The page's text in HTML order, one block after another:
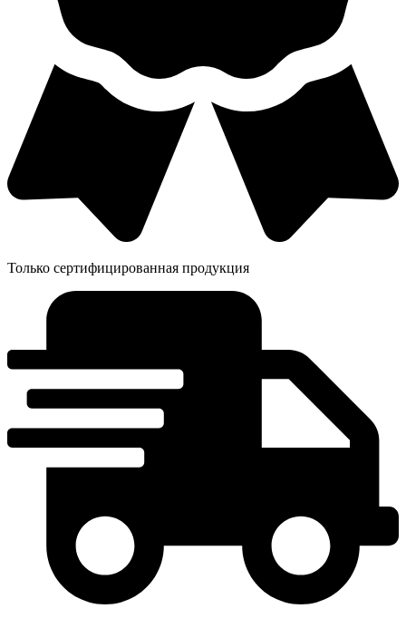
Только сертифицированная продукция